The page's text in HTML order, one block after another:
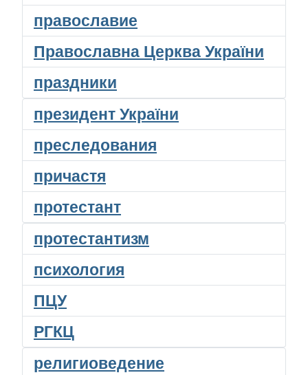
православие
Православна Церква України
праздники
президент України
преследования
причастя
протестант
протестантизм
психология
ПЦУ
РГКЦ
религиоведение